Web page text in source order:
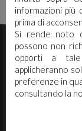
informazioni
prima di
Si rende noto
possono non
opporti a
applicheranno
preferenze in
consultando la
E'
Per scaricare le
necessario
account puoi